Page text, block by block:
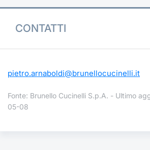
CONTATTI
pietro.arnaboldi@brunellocucinelli.it
Fonte: Brunello Cucinelli S.p.A. - Ultimo
05-08